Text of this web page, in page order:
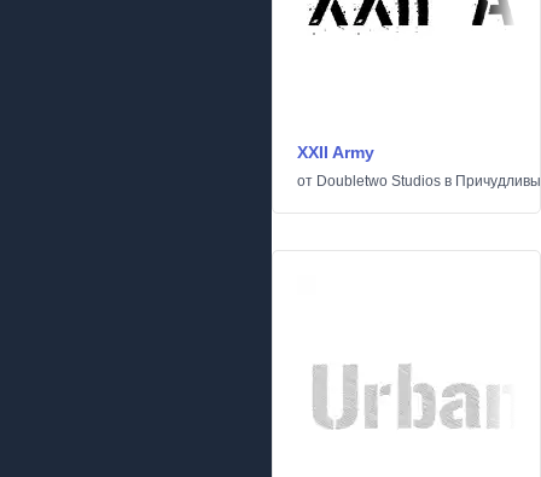
XXII Army
от Doubletwo Studios в